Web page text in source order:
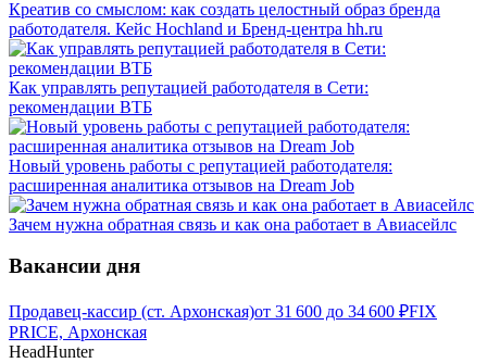
Креатив со смыслом: как создать целостный образ бренда
работодателя. Кейс Hochland и Бренд-центра hh.ru
Как управлять репутацией работодателя в Сети:
рекомендации ВТБ
Новый уровень работы с репутацией работодателя:
расширенная аналитика отзывов на Dream Job
Зачем нужна обратная связь и как она работает в Авиасейлс
Вакансии дня
Продавец-кассир (ст. Архонская)от 31 600 до 34 600 ₽FIX
PRICE, Архонская
HeadHunter